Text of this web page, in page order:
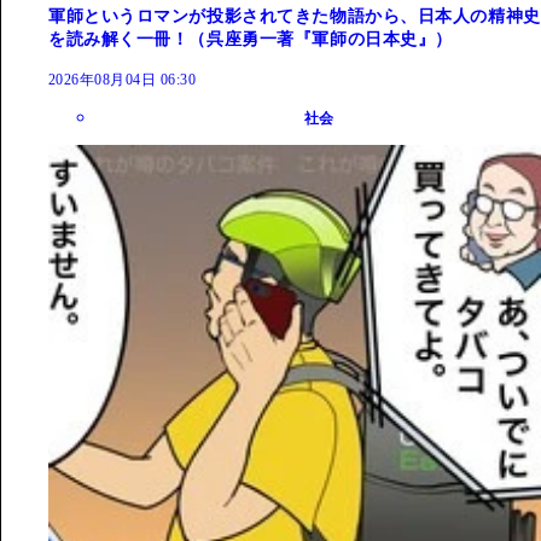
軍師というロマンが投影されてきた物語から、日本人の精神史
を読み解く一冊！（呉座勇一著『軍師の日本史』）
2026年08月04日 06:30
社会